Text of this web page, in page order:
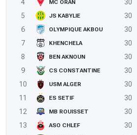
4
MC ORAN 30
5
JS KABYLIE 30
6
OLYMPIQUE AKBOU 30
7
KHENCHELA 30
8
BEN AKNOUN 30
9
CS CONSTANTINE 30
10
USM ALGER 30
11
ES SETIF 30
12
MB ROUISSET 30
13
ASO CHLEF 30